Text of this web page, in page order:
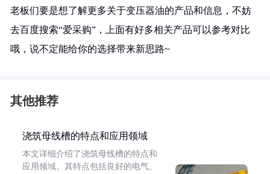
老板们要是想了解更多关于变压器油的产品和信息，不妨
去百度搜索“爱采购”，上面有好多相关产品可以参考对比
哦，说不定能给你的选择带来新思路~
其他推荐
浇筑母线槽的特点和应用领域
本文详细介绍了浇筑母线槽的特点和
应用领域。其特点包括良好的电气、